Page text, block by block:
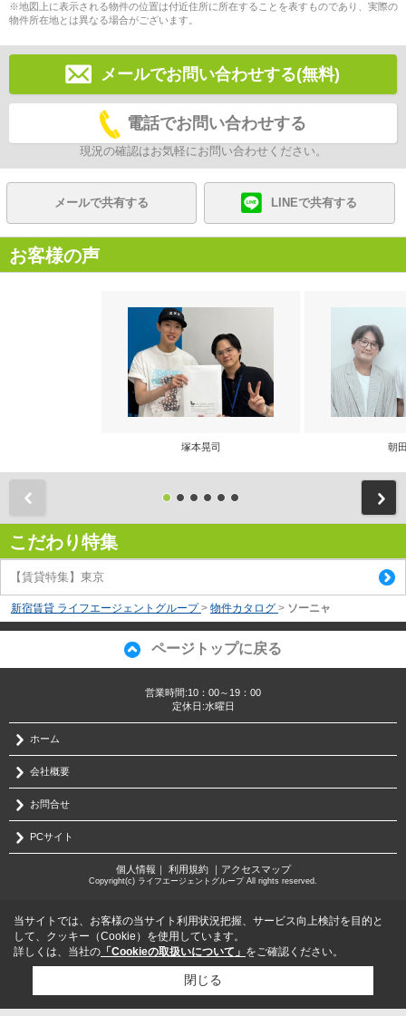
※地図上に表示される物件の位置は付近住所に所在することを表すものであり、実際の
物件所在地とは異なる場合がございます。
メールでお問い合わせする(無料)
電話でお問い合わせする
現況の確認はお気軽にお問い合わせください。
メールで共有する LINEで共有する
お客様の声
塚本晃司 朝
こだわり特集
【賃貸特集】東京
新宿賃貸 ライフエージェントグループ > 物件カタログ > ソーニャ
ページトップに戻る
営業時間:10：00～19：00
定休日:水曜日
ホーム
会社概要
お問合せ
PCサイト
個人情報 利用規約｜ アクセスマップ
Copyright(c) ライフエージェントグループ All rights reserved.
当サイトでは、お客様の当サイト利用状況把握、サービス向上検討を目的と
して、クッキー（Cookie）を使用しています。
詳しくは、当社の 「Cookieの取扱いについて」 をご確認ください。
閉じる